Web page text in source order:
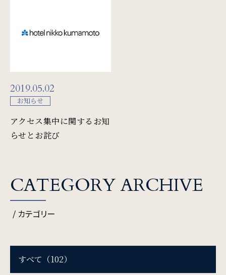
Wedding
ウエディング
Sightseeing
Gallery
2019.05.02
お知らせ
アクセス集中に関するお知
らせとお詫び
CATEGORY ARCHIVE
/ カテゴリー
すべて（102）